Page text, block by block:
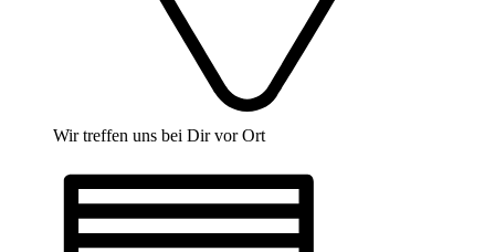
Wir treffen uns bei Dir vor Ort